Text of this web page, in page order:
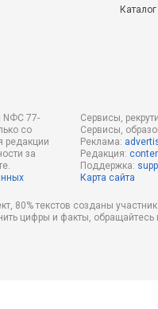
NФС 77-
со
редакции
за
Сервисы,
Сервисы,
Реклама:
Редакция:
Поддержка:
Карта сайта
80% текстов созданы
цифры и факты,